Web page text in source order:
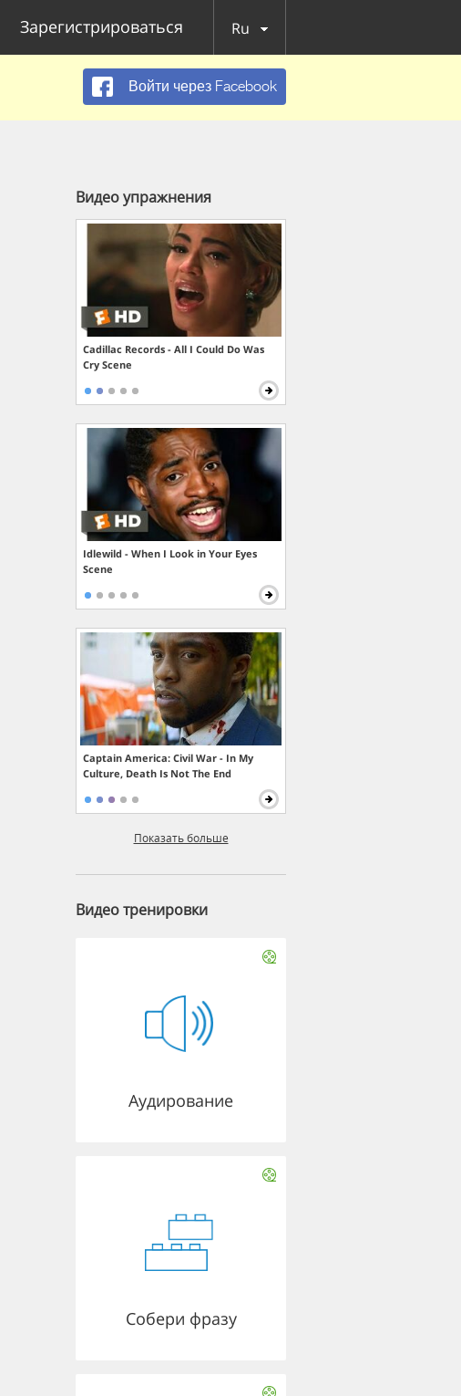
Зарегистрироваться Ru
Войти через Facebook
Видео упражнения
Cadillac Records - All I Could Do Was
Cry Scene
Idlewild - When I Look in Your Eyes
Scene
Captain America: Civil War - In My
Culture, Death Is Not The End
Показать больше
Видео тренировки
Аудирование
Собери фразу